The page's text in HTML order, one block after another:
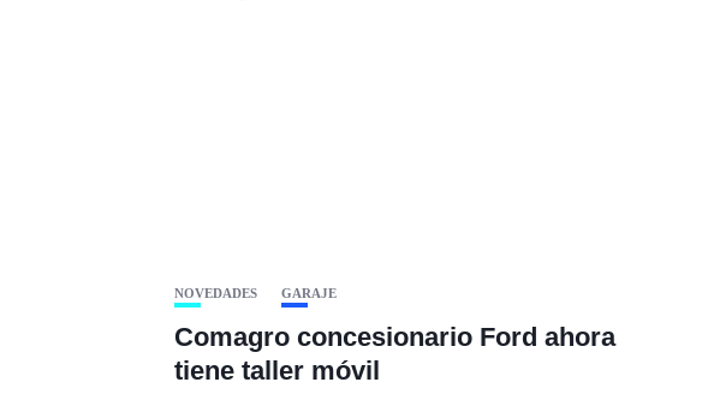
NOVEDADES GARAJE
Comagro concesionario Ford ahora
tiene taller móvil